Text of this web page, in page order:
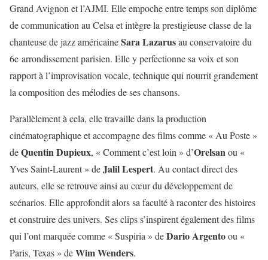
Grand Avignon et l’AJMI. Elle empoche entre temps son diplôme
de communication au Celsa et intègre la prestigieuse classe de la
chanteuse de jazz américaineSara Lazarusau conservatoire du
6e arrondissement parisien. Elle y perfectionne sa voix et son
rapport à l’improvisation vocale, technique qui nourrit grandement
la composition des mélodies de ses chansons.
Parallèlement à cela, elle travaille dans la production
cinématographique et accompagne des films comme « Au Poste »
deQuentin Dupieux, « Comment c’est loin » d’Orelsanou «
Yves Saint-Laurent » deJalil Lespert. Au contact direct des
auteurs, elle se retrouve ainsi au cœur du développement de
scénarios. Elle approfondit alors sa faculté à raconter des histoires
et construire des univers. Ses clips s’inspirent également des films
qui l’ont marquée comme « Suspiria » deDario Argentoou «
Paris, Texas » deWim Wenders.